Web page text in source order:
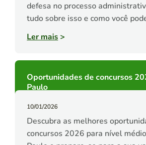
defesa no processo
tudo sobre isso e como você
Ler mais>
Oportunidades de concursos
Paulo
10/01/2026
Descubra as melhores
concursos 2026 para nível